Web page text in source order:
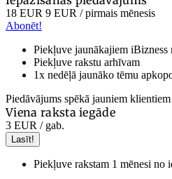
18 EUR 9 EUR / pirmais mēnesis
Abonēt!
Piekļuve jaunākajiem iBizness
Piekļuve rakstu arhīvam
1x nedēļā jaunāko tēmu
Piedāvājums spēkā jauniem klientiem
Viena raksta iegāde
3 EUR / gab.
Lasīt!
Piekļuve rakstam 1 mēnesi no